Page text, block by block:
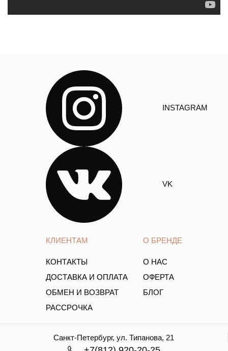
КЛИЕНТАМ
КОНТАКТЫ
ДОСТАВКА И ОПЛАТА
ОБМЕН И ВОЗВРАТ
РАССРОЧКА
О БРЕНДЕ
О НАС
ОФЕРТА
БЛОГ
INSTAGRAM
VK
Санкт-Петербург, ул. Типанова, 21